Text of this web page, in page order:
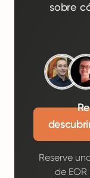
sobre
Reserve
de